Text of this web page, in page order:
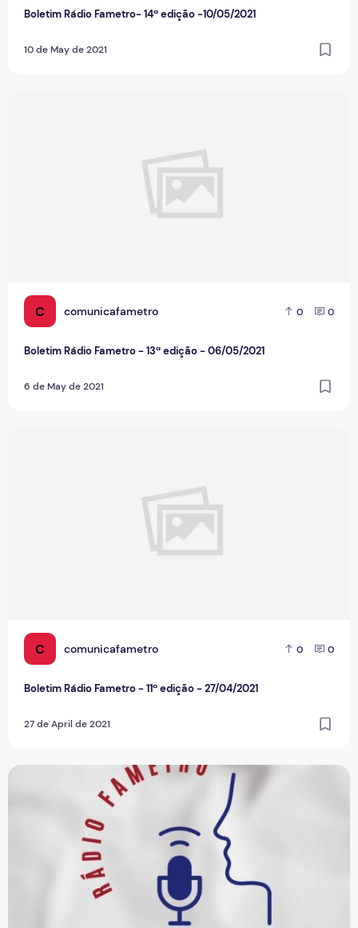
Boletim Rádio Fametro- 14ª edição -10/05/2021
10 de May de 2021
C comunicafametro 0 0
Boletim Rádio Fametro - 13ª edição - 06/05/2021
6 de May de 2021
C comunicafametro 0 0
Boletim Rádio Fametro - 11ª edição - 27/04/2021
27 de April de 2021
Boletim Rádio Fametro - 12ª edição - 29/04/2021